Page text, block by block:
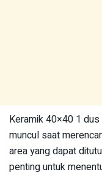
Keramik 40×40 1
muncul saat
area yang dapat
penting untuk